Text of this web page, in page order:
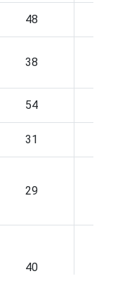
48
38
54
31
29
40